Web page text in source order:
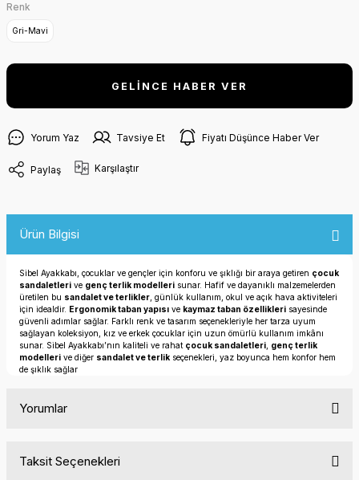
Renk
Gri-Mavi
GELİNCE HABER VER
Yorum Yaz Tavsiye Et Fiyatı Düşünce Haber Ver
Paylaş Karşılaştır
Ürün Bilgisi
Sibel Ayakkabı, çocuklar ve gençler için konforu ve şıklığı bir araya getiren çocuk
sandaletleri ve genç terlik modelleri sunar. Hafif ve dayanıklı malzemelerden
üretilen bu sandalet ve terlikler , günlük kullanım, okul ve açık hava aktiviteleri
için idealdir. Ergonomik taban yapısı ve kaymaz taban özellikleri sayesinde
güvenli adımlar sağlar. Farklı renk ve tasarım seçenekleriyle her tarza uyum
sağlayan koleksiyon, kız ve erkek çocuklar için uzun ömürlü kullanım imkânı
sunar. Sibel Ayakkabı’nın kaliteli ve rahat çocuk sandaletleri genç terlik
modelleri ve diğer sandalet ve terlik seçenekleri, yaz boyunca hem konfor hem
de şıklık sağlar
Yorumlar
Taksit Seçenekleri